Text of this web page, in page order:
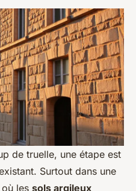
de truelle, une étape est
Surtout dans une
les sols argileux